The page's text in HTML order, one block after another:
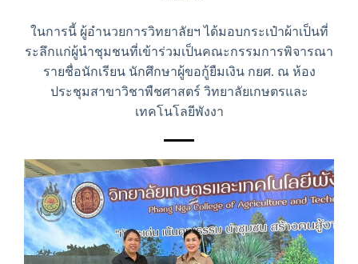
ในการนี้ ผู้อำนวยการวิทยาลัยฯ ได้มอบกระเป๋าผ้าเป็นที่
ระลึกแก่ผู้นำชุมชนที่เข้าร่วมเป็นคณะกรรมการพิจารณา
รายชื่อนักเรียน นักศึกษาผู้ขอกู้ยืมเงิน กยศ. ณ ห้อง
ประชุมสาขาวิชาพืชศาสตร์ วิทยาลัยเกษตรและ
เทคโนโลยีพังงา